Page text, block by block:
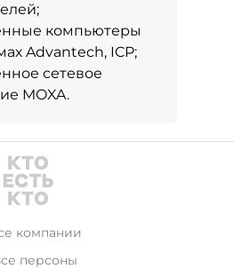
компьютеры
Advantech, ICP;
сетевое
MOXA.
компании
персоны